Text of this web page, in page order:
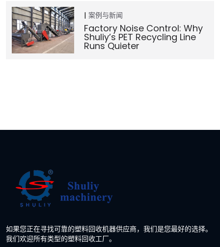
案例与新闻
Factory Noise Control: Why
Shuliy’s PET Recycling Line
Runs Quieter
如果您正在寻找可靠的塑料回收机器供应商，我们是您最好的选择。
我们欢迎所有类型的塑料回收工厂。